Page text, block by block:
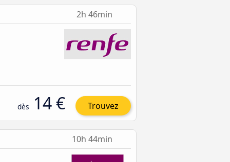
2h 46min
dès 14 € Trouvez
10h 44min